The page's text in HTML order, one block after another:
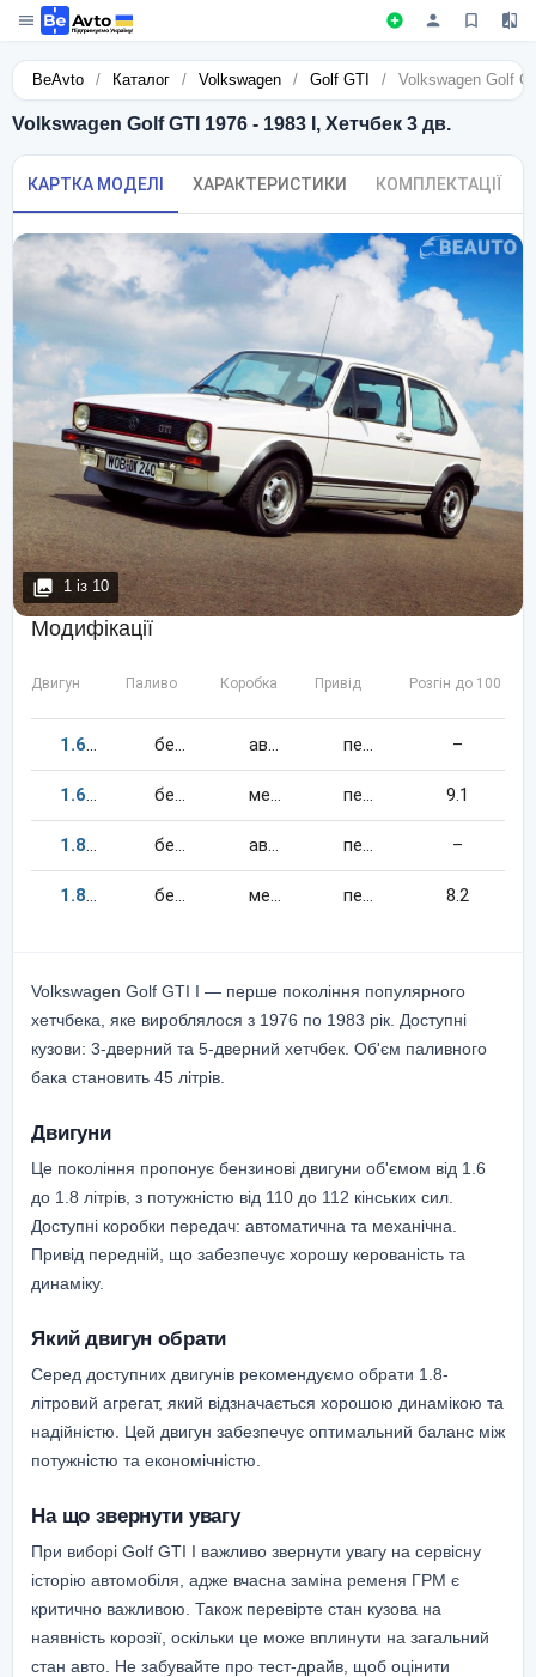
BeAvto / Каталог / Volkswagen / Golf GTI / Volkswagen Golf
Volkswagen Golf GTI 1976 - 1983 I, Хетчбек 3 дв.
КАРТКА МОДЕЛІ ХАРАКТЕРИСТИКИ КОМПЛЕКТАЦІЇ
1 із 10
Модифікації
Двигун Паливо Коробка Привід Розгін до 100 км/
1.6110 бензин автомат передній –
1.6110 бензин механіка передній 9.1
1.8112 бензин автомат передній –
1.8112 бензин механіка передній 8.2
Volkswagen Golf GTI I — перше покоління популярного
хетчбека, яке вироблялося з 1976 по 1983 рік. Доступні
кузови: 3-дверний та 5-дверний хетчбек. Об'єм паливного
бака становить 45 літрів.
Двигуни
Це покоління пропонує бензинові двигуни об'ємом від 1.6
до 1.8 літрів, з потужністю від 110 до 112 кінських сил.
Доступні коробки передач: автоматична та механічна.
Привід передній, що забезпечує хорошу керованість та
динаміку.
Який двигун обрати
Серед доступних двигунів рекомендуємо обрати 1.8-
літровий агрегат, який відзначається хорошою динамікою та
надійністю. Цей двигун забезпечує оптимальний баланс між
потужністю та економічністю.
На що звернути увагу
При виборі Golf GTI I важливо звернути увагу на сервісну
історію автомобіля, адже вчасна заміна ременя ГРМ є
критично важливою. Також перевірте стан кузова на
наявність корозії, оскільки це може вплинути на загальний
стан авто. Не забувайте про тест-драйв, щоб оцінити